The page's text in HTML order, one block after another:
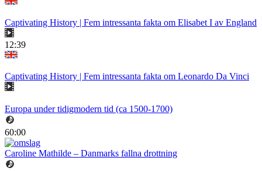
Captivating History | Fem intressanta fakta om Elisabet I av England
12:39
Captivating History | Fem intressanta fakta om Leonardo Da Vinci
Europa under tidigmodern tid (ca 1500-1700)
60:00
Caroline Mathilde – Danmarks fallna drottning